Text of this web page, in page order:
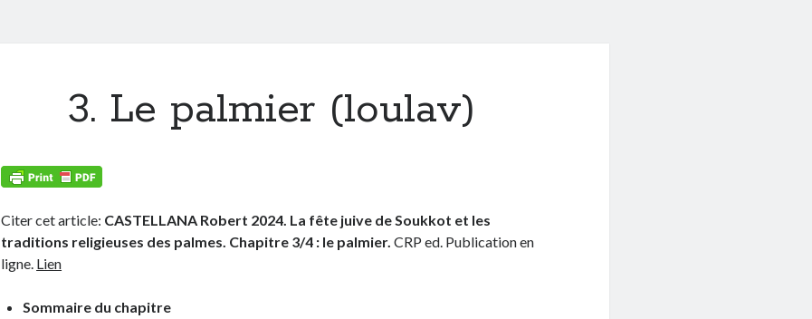
3. Le palmier (loulav)
Citer cet article: CASTELLANA Robert 2024. La fête juive de Soukkot et les
traditions religieuses des palmes. Chapitre 3/4 : le palmier.CRP ed. Publication en
ligne. Lien
Sommaire du chapitre